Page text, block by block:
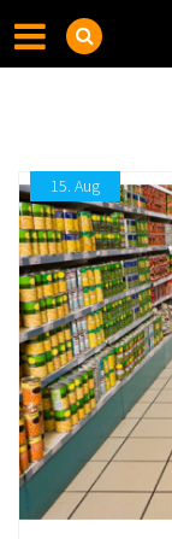
15. Aug